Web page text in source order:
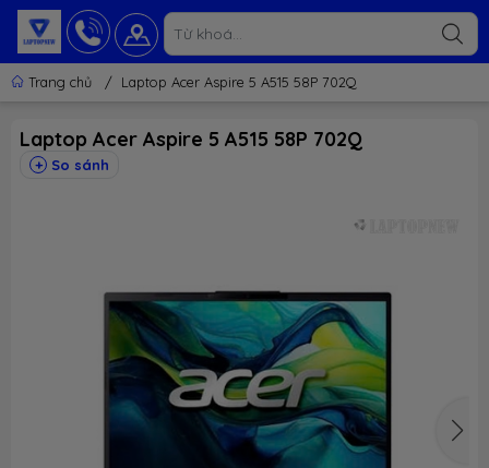
Trang chủ / Laptop Acer Aspire 5 A515 58P 702Q
Laptop Acer Aspire 5 A515 58P 702Q
So sánh